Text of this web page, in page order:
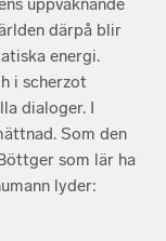
därpå blir
energi.
i scherzot
dialoger. I
Som den
som lär ha
lyder: